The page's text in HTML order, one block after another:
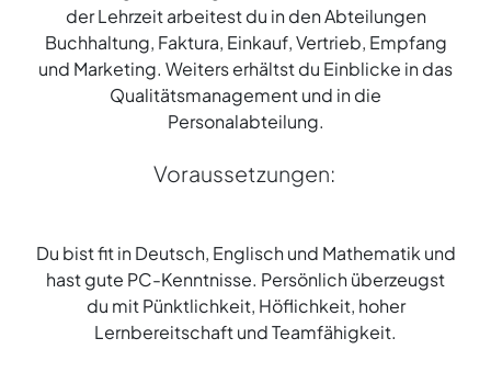
der Lehrzeit arbeitest du in den Abteilungen
Buchhaltung, Faktura, Einkauf, Vertrieb, Empfang
und Marketing. Weiters erhältst du Einblicke in das
Qualitätsmanagement und in die
Personalabteilung.
Voraussetzungen:
Du bist fit in Deutsch, Englisch und Mathematik und
hast gute PC-Kenntnisse. Persönlich überzeugst
du mit Pünktlichkeit, Höflichkeit, hoher
Lernbereitschaft und Teamfähigkeit.